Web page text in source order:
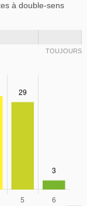
à double-sens
TOUJOURS